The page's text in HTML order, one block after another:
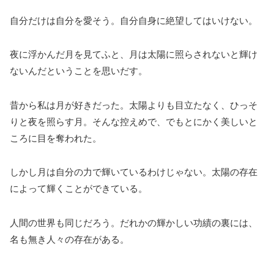
自分だけは自分を愛そう。自分自身に絶望してはいけない。
夜に浮かんだ月を見てふと、月は太陽に照らされないと輝け
ないんだということを思いだす。
昔から私は月が好きだった。太陽よりも目立たなく、ひっそ
りと夜を照らす月。そんな控えめで、でもとにかく美しいと
ころに目を奪われた。
しかし月は自分の力で輝いているわけじゃない。太陽の存在
によって輝くことができている。
人間の世界も同じだろう。だれかの輝かしい功績の裏には、
名も無き人々の存在がある。